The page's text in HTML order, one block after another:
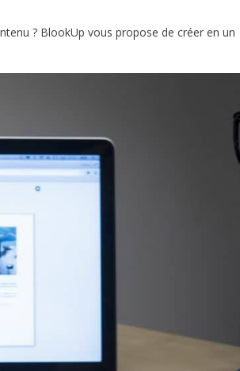
? BlookUp vous propose de créer en un